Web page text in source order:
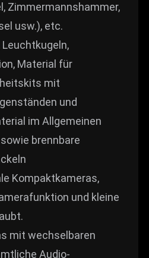
Zimmermannshammer,
usw.), etc.
Material für
mit
und
im Allgemeinen
brennbare
Kompaktkameras,
und kleine
mit wechselbaren
Audio-